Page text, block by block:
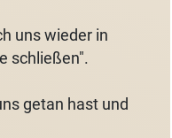
uns wieder in
schließen".
getan hast und